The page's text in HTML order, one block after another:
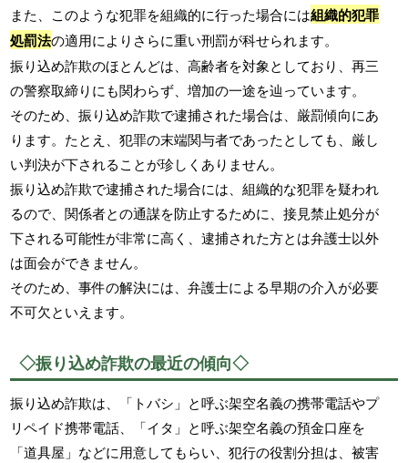
また、このような犯罪を組織的に行った場合には組織的犯罪
処罰法の適用によりさらに重い刑罰が科せられます。
振り込め詐欺のほとんどは、高齢者を対象としており、再三
の警察取締りにも関わらず、増加の一途を辿っています。
そのため、振り込め詐欺で逮捕された場合は、厳罰傾向にあ
ります。たとえ、犯罪の末端関与者であったとしても、厳し
い判決が下されることが珍しくありません。
振り込め詐欺で逮捕された場合には、組織的な犯罪を疑われ
るので、関係者との通謀を防止するために、接見禁止処分が
下される可能性が非常に高く、逮捕された方とは弁護士以外
は面会ができません。
そのため、事件の解決には、弁護士による早期の介入が必要
不可欠といえます。
◇振り込め詐欺の最近の傾向◇
振り込め詐欺は、「トバシ」と呼ぶ架空名義の携帯電話やプ
リペイド携帯電話、「イタ」と呼ぶ架空名義の預金口座を
「道具屋」などに用意してもらい、犯行の役割分担は、被害